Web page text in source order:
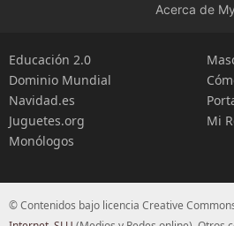
Acerca de
Educación 2.0
Dominio Mundial
Navidad.es
Juguetes.org
Monólogos
Mi
© Contenidos bajo licencia Creative